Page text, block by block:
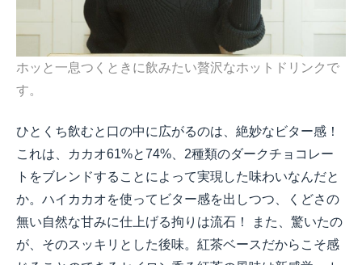
ホッと一息つくときに飲みたい贅沢なホットドリンクで
す。
ひとくち飲むと口の中に広がるのは、絶妙なビター感！
これは、カカオ61%と74% 2種類のダークチョコレー
トをブレンドすることによって実現した味わいなんだと
か。ハイカカオを使ってビター感を出しつつ、くどさの
無い自然な甘みに仕上げる拘りは流石！ また、驚いたの
が、そのスッキリとした後味。紅茶ベースだからこそ感